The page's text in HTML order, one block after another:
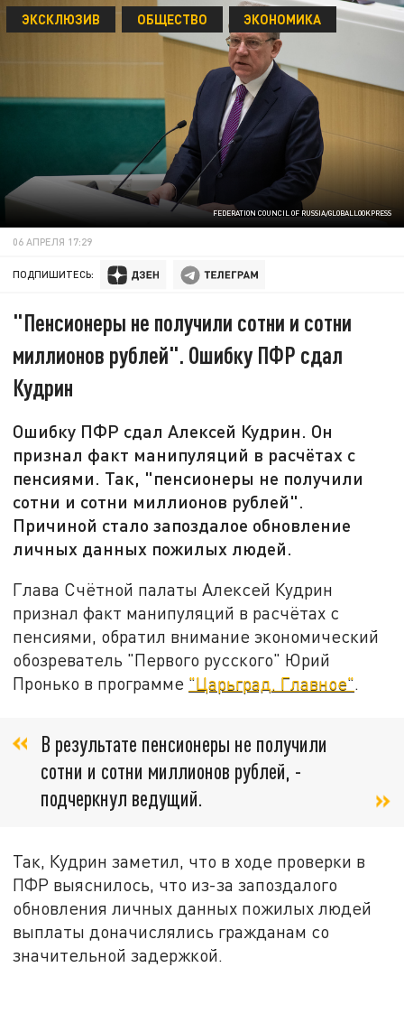
FEDERATION COUNCIL OF RUSSIA/GLOBALLOOKPRESS
ЭКСКЛЮЗИВ ОБЩЕСТВО ЭКОНОМИКА
06 АПРЕЛЯ 17:29
ПОДПИШИТЕСЬ:
"Пенсионеры не получили сотни и сотни
миллионов рублей". Ошибку ПФР сдал
Кудрин
Ошибку ПФР сдал Алексей Кудрин. Он
признал факт манипуляций в расчётах с
пенсиями. Так, "пенсионеры не получили
сотни и сотни миллионов рублей".
Причиной стало запоздалое обновление
личных данных пожилых людей.
Глава Счётной палаты Алексей Кудрин
признал факт манипуляций в расчётах с
пенсиями, обратил внимание экономический
обозреватель "Первого русского" Юрий
Пронько в программе "Царьград. Главное".
В результате пенсионеры не получили
сотни и сотни миллионов рублей, -
подчеркнул ведущий.
Так, Кудрин заметил, что в ходе проверки в
ПФР выяснилось, что из-за запоздалого
обновления личных данных пожилых людей
выплаты доначислялись гражданам со
значительной задержкой.